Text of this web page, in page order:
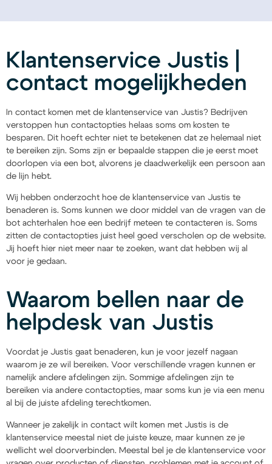
Klantenservice Justis |
contact mogelijkheden
In contact komen met de klantenservice van Justis? Bedrijven
verstoppen hun contactopties helaas soms om kosten te
besparen. Dit hoeft echter niet te betekenen dat ze helemaal niet
te bereiken zijn. Soms zijn er bepaalde stappen die je eerst moet
doorlopen via een bot, alvorens je daadwerkelijk een persoon aan
de lijn hebt.
Wij hebben onderzocht hoe de klantenservice van Justis te
benaderen is. Soms kunnen we door middel van de vragen van de
bot achterhalen hoe een bedrijf meteen te contacteren is. Soms
zitten de contactopties juist heel goed verscholen op de website.
Jij hoeft hier niet meer naar te zoeken, want dat hebben wij al
voor je gedaan.
Waarom bellen naar de
helpdesk van Justis
Voordat je Justis gaat benaderen, kun je voor jezelf nagaan
waarom je ze wil bereiken. Voor verschillende vragen kunnen er
namelijk andere afdelingen zijn. Sommige afdelingen zijn te
bereiken via andere contactopties, maar soms kun je via een menu
al bij de juiste afdeling terechtkomen.
Wanneer je zakelijk in contact wilt komen met Justis is de
klantenservice meestal niet de juiste keuze, maar kunnen ze je
wellicht wel doorverbinden. Meestal bel je de klantenservice voor